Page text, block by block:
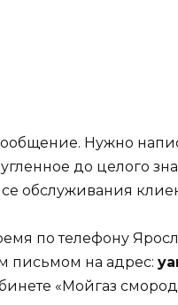
Нужно
до целого
обслуживания
по телефону
письмом на адрес:
«Мойгаз